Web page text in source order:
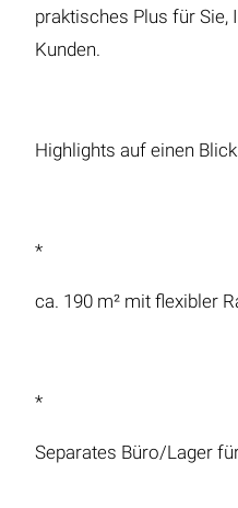
praktisches Plus für Sie,
Kunden.
Highlights auf einen
*
ca. 190 m² mit flexibler
*
Separates Büro/Lager